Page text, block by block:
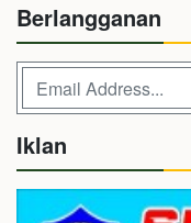
Berlangganan
Iklan